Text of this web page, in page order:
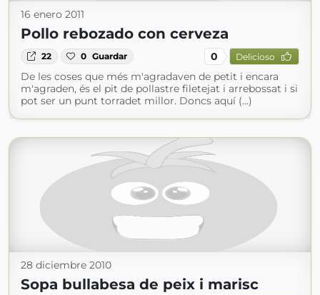
16 enero 2011
Pollo rebozado con cerveza
22 0 Guardar 0 Delicioso
De les coses que més m'agradaven de petit i encara
m'agraden, és el pit de pollastre filetejat i arrebossat i si
pot ser un punt torradet millor. Doncs aquí (...)
28 diciembre 2010
Sopa bullabesa de peix i marisc